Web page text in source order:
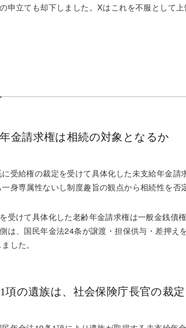
申立ても却下しました。Xはこれを不服として上
金請求権は相続の対象となるか
受給権の裁定を受けて具体化した未支給年金
身専属性ないし制度趣旨の観点から相続性を否
受けて具体化した老齢年金請求権は一般金銭債
は、国民年金法24条が譲渡・担保供与・差押
した。
項の遺族は、社会保険庁長官の裁